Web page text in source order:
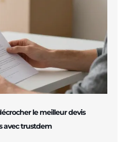
le meilleur devis
avec trustdem